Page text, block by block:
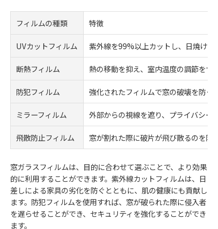
フィルムの種類 特徴
UVカットフィルム 紫外線を99%以上カットし、日焼けや
断熱フィルム 熱の移動を抑え、室内温度の調節をサ
防犯フィルム 強化されたフィルムで窓の破壊を防ぐ
ミラーフィルム 外部からの視線を遮り、プライバシー
飛散防止フィルム 窓が割れた際に破片が飛び散るのを防
窓ガラスフィルムは、目的に合わせて選ぶことで、より効果
的に利用することができます。紫外線カットフィルムは、日
差しによる家具の劣化を防ぐとともに、肌の健康にも貢献し
ます。防犯フィルムを使用すれば、窓が破られた際に侵入者
を遅らせることができ、セキュリティを強化することができ
ます。